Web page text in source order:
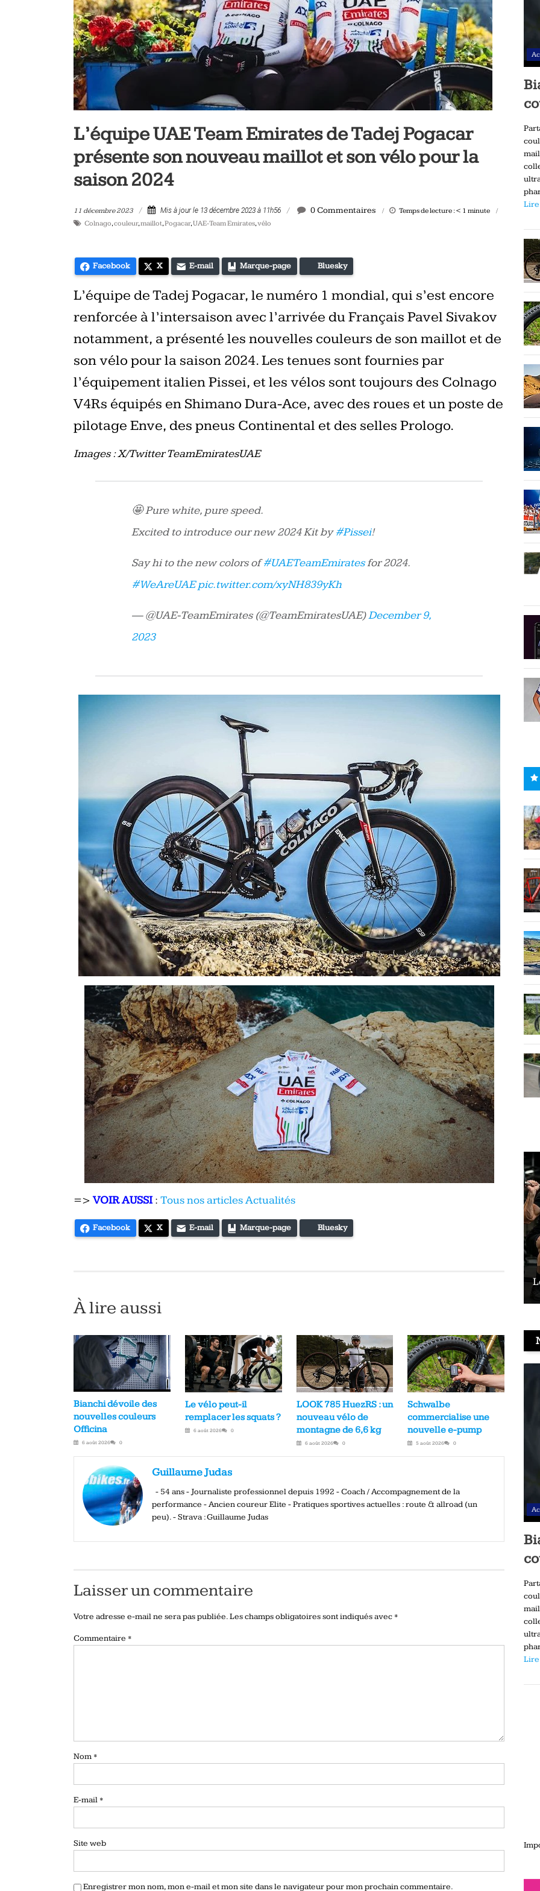
vélo
et
triathlon
L’équipe UAE Team Emirates de Tadej Pogacar
présente son nouveau maillot et son vélo pour la
saison 2024
11 décembre 2023 Mis à jour le 13 décembre 2023 à 11h56 0 Commentaires Temps de lecture : < 1 minute
Colnago,couleur,maillot,Pogacar,UAE-Team Emirates,vélo
Facebook X E-mail Marque-page Bluesky
L’équipe de Tadej Pogacar, le numéro 1 mondial, qui s’est encore
renforcée à l’intersaison avec l’arrivée du Français Pavel Sivakov
notamment, a présenté les nouvelles couleurs de son maillot et de
son vélo pour la saison 2024. Les tenues sont fournies par
l’équipement italien Pissei, et les vélos sont toujours des Colnago
V4Rs équipés en Shimano Dura-Ace, avec des roues et un poste de
pilotage Enve, des pneus Continental et des selles Prologo.
Images : X/Twitter TeamEmiratesUAE
🤩 Pure white, pure speed.
Excited to introduce our new 2024 Kit by#Pissei!
Say hi to the new colors of#UAETeamEmiratesfor 2024.
#WeAreUAE pic.twitter.com/xyNH839yKh
— @UAE-TeamEmirates (@TeamEmiratesUAE)December 9,
2023
=>VOIR AUSSI: Tous nos articles Actualités
Facebook X E-mail Marque-page Bluesky
À lire aussi
Bianchi dévoile des
nouvelles couleurs
Officina
6 août 2026 0
Le vélo peut-il
remplacer les squats ?
6 août 2026 0
LOOK 785 HuezRS : un
nouveau vélo de
montagne de 6,6 kg
6 août 2026 0
Schwalbe
commercialise une
nouvelle e-pump
5 août 2026 0
Guillaume Judas
- 54 ans - Journaliste professionnel depuis 1992 - Coach / Accompagnement de la
performance - Ancien coureur Elite - Pratiques sportives actuelles : route & allroad (un
peu). - Strava : Guillaume Judas
Laisser un commentaire
Votre adresse e-mail ne sera pas publiée.Les champs obligatoires sont indiqués avec *
Commentaire *
Nom *
E-mail *
Site web
Enregistrer mon nom, mon e-mail et mon site dans le navigateur pour mon prochain commentaire.